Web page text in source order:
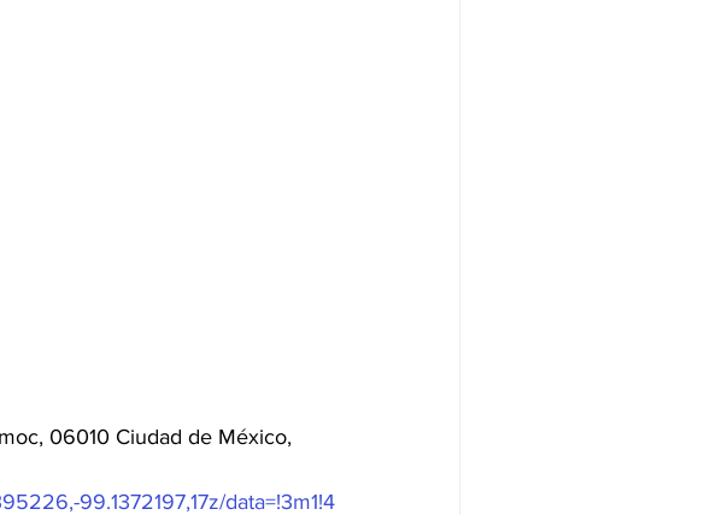
06010 Ciudad de México,
99.1372197,17z/data=!3m1!4